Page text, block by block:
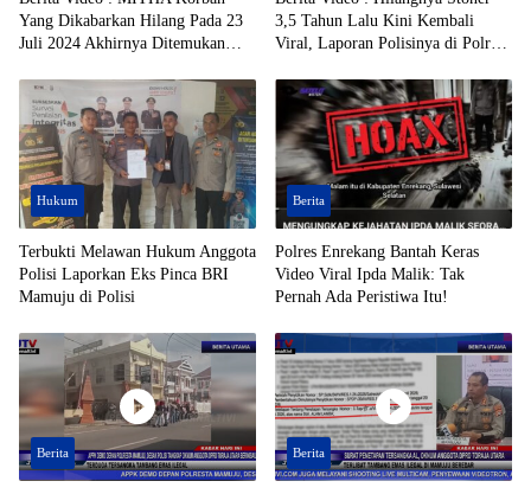
Yang Dikabarkan Hilang Pada 23
Juli 2024 Akhirnya Ditemukan
Kecamatan Bungku Timur,
Kabupaten Morowali, Dalam
Kondisi Tak Bernyawa
3,5 Tahun Lalu Kini Kembali
Viral, Laporan Polisinya di Polres
Hukum
Terbukti Melawan Hukum Anggota
Polisi Laporkan Eks Pinca BRI
Mamuju di Polisi
Berita
Polres Enrekang Bantah Keras
Video Viral Ipda Malik: Tak
Pernah Ada Peristiwa Itu!
Berita Berita